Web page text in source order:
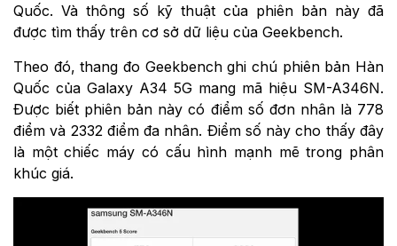
Quốc. Và thông số kỹ thuật của phiên bản này đã
được tìm thấy trên cơ sở dữ liệu của Geekbench.
Theo đó, thang đo Geekbench ghi chú phiên bản Hàn
Quốc của Galaxy A34 5G mang mã hiệu SM-A346N.
Được biết phiên bản này có điểm số đơn nhân là 778
điểm và 2332 điểm đa nhân. Điểm số này cho thấy đây
là một chiếc máy có cấu hình mạnh mẽ trong phân
khúc giá.